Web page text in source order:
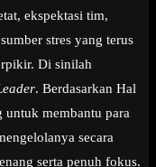
ekspektasi tim,
stres yang terus
Di sinilah
. Berdasarkan Hal
untuk membantu para
secara
serta penuh fokus.